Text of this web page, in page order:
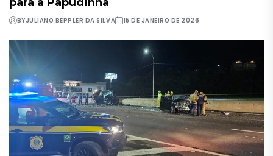
BYJULIANO BEPPLER DA SILVA 15 DE JANEIRO DE 2026